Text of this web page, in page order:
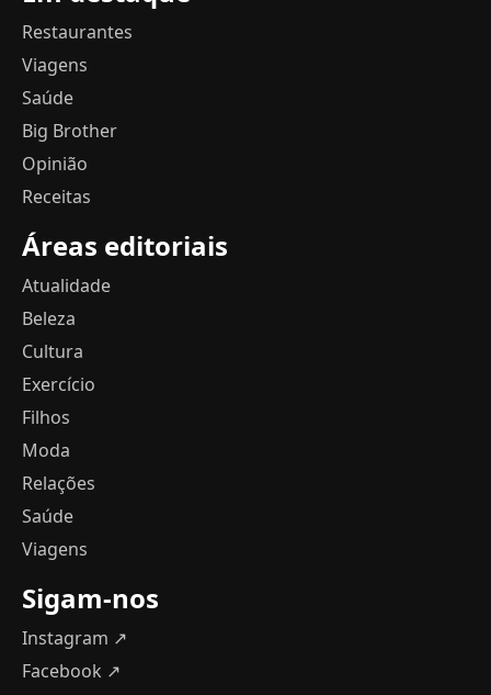
Restaurantes
Viagens
Saúde
Big Brother
Opinião
Receitas
Áreas editoriais
Atualidade
Beleza
Cultura
Exercício
Filhos
Moda
Relações
Saúde
Viagens
Sigam-nos
Instagram ↗
Facebook ↗